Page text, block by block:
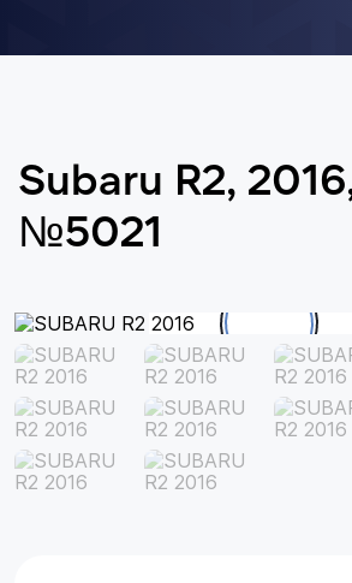
Subaru R2,
№5021